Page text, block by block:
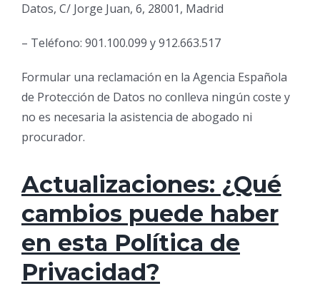
Datos, C/ Jorge Juan, 6, 28001, Madrid
– Teléfono: 901.100.099 y 912.663.517
Formular una reclamación en la Agencia Española
de Protección de Datos no conlleva ningún coste y
no es necesaria la asistencia de abogado ni
procurador.
Actualizaciones: ¿Qué
cambios puede haber
en esta Política de
Privacidad?